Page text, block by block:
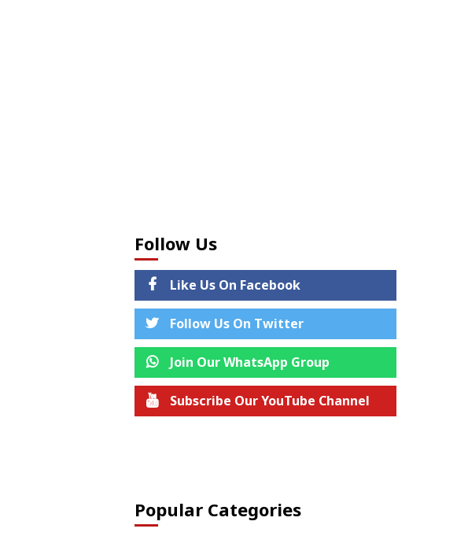
Follow Us
Like Us On Facebook
Follow Us On Twitter
Join Our WhatsApp Group
Subscribe Our YouTube Channel
Popular Categories